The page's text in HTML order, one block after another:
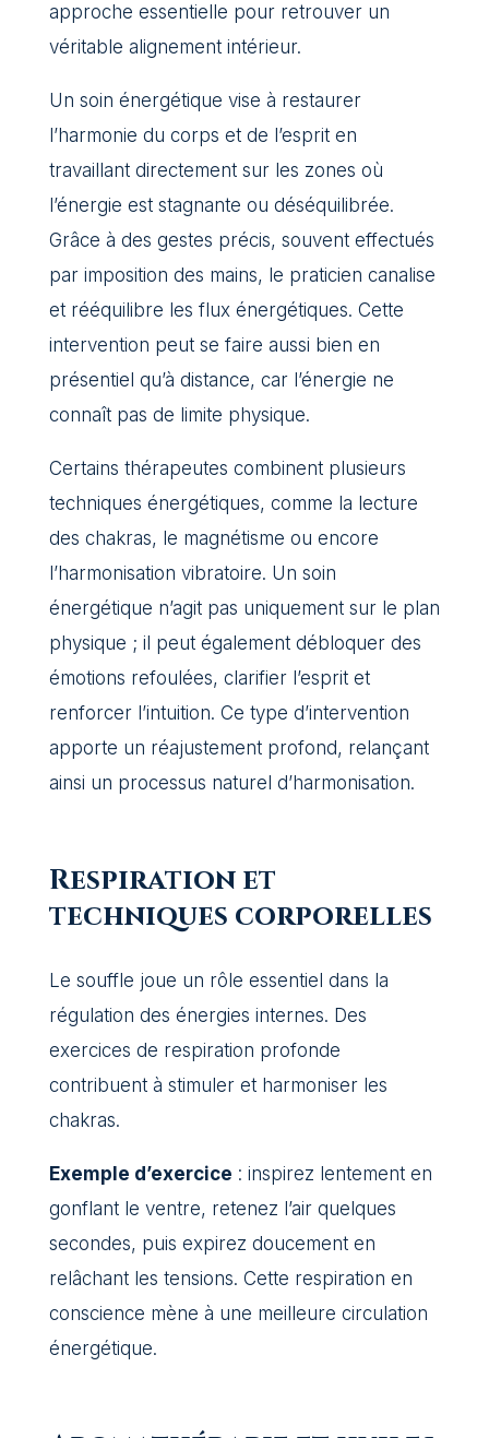
approche essentielle pour retrouver un
véritable alignement intérieur.
Un soin énergétique vise à restaurer
l’harmonie du corps et de l’esprit en
travaillant directement sur les zones où
l’énergie est stagnante ou déséquilibrée.
Grâce à des gestes précis, souvent effectués
par imposition des mains, le praticien canalise
et rééquilibre les flux énergétiques. Cette
intervention peut se faire aussi bien en
présentiel qu’à distance, car l’énergie ne
connaît pas de limite physique.
Certains thérapeutes combinent plusieurs
techniques énergétiques, comme la lecture
des chakras, le magnétisme ou encore
l’harmonisation vibratoire. Un soin
énergétique n’agit pas uniquement sur le plan
physique ; il peut également débloquer des
émotions refoulées, clarifier l’esprit et
renforcer l’intuition. Ce type d’intervention
apporte un réajustement profond, relançant
ainsi un processus naturel d’harmonisation.
Respiration et
techniques corporelles
Le souffle joue un rôle essentiel dans la
régulation des énergies internes. Des
exercices de respiration profonde
contribuent à stimuler et harmoniser les
chakras.
Exemple d’exercice : inspirez lentement en
gonflant le ventre, retenez l’air quelques
secondes, puis expirez doucement en
relâchant les tensions. Cette respiration en
conscience mène à une meilleure circulation
énergétique.